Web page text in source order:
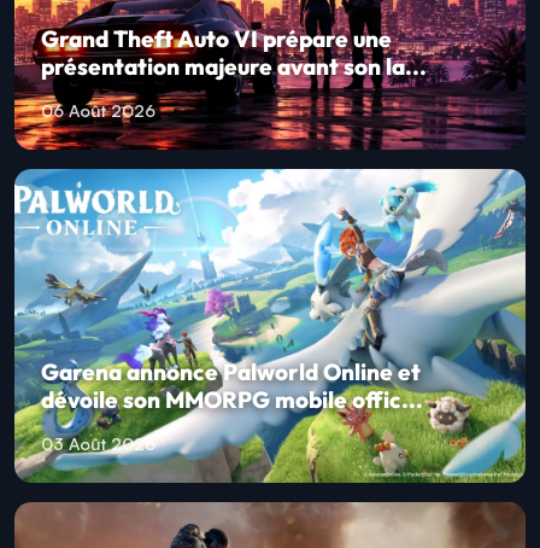
Grand Theft Auto VI prépare une
présentation majeure avant son la...
06 Août 2026
Garena annonce Palworld Online et
dévoile son MMORPG mobile offic...
03 Août 2026